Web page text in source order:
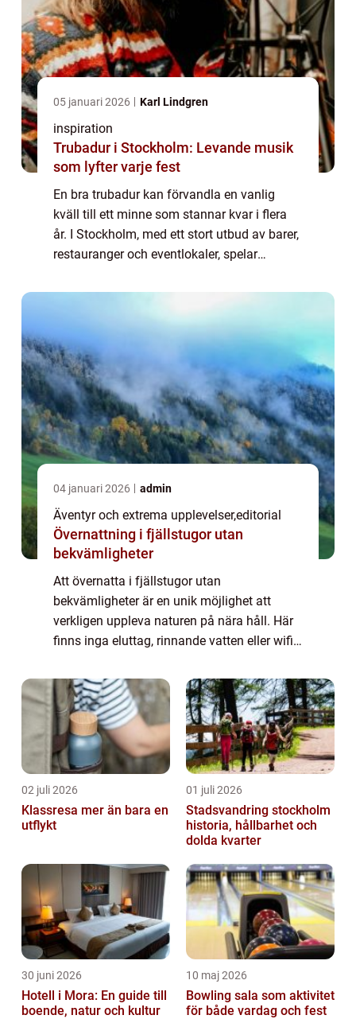
05 januari 2026 Karl Lindgren
inspiration
Trubadur i Stockholm: Levande musik
som lyfter varje fest
En bra trubadur kan förvandla en vanlig
kväll till ett minne som stannar kvar i flera
år. I Stockholm, med ett stort utbud av barer,
restauranger och eventlokaler, spelar
trubadur ska...
04 januari 2026 admin
Äventyr och extrema upplevelser,editorial
Övernattning i fjällstugor utan
bekvämligheter
Att övernatta i fjällstugor utan
bekvämligheter är en unik möjlighet att
verkligen uppleva naturen på nära håll. Här
finns inga eluttag, rinnande vatten eller wifi
02 juli 2026
Klassresa mer än bara en
utflykt
01 juli 2026
Stadsvandring stockholm
historia, hållbarhet och
dolda kvarter
30 juni 2026
Hotell i Mora: En guide till
boende, natur och kultur
10 maj 2026
Bowling sala som aktivitet
för både vardag och fest